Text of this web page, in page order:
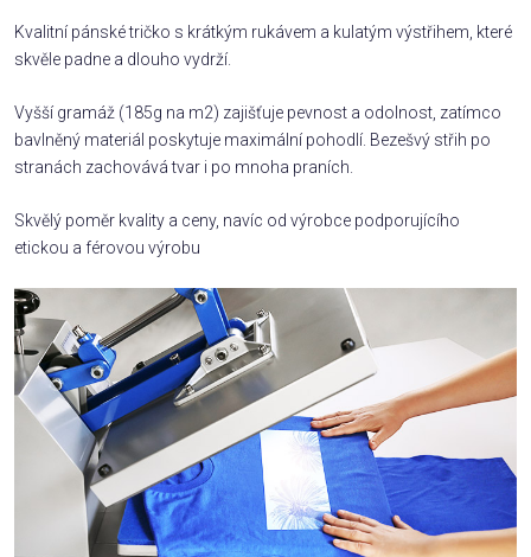
Kvalitní pánské tričko s krátkým rukávem a kulatým výstřihem, které
skvěle padne a dlouho vydrží.
Vyšší gramáž (185g na m2) zajišťuje pevnost a odolnost, zatímco
bavlněný materiál poskytuje maximální pohodlí. Bezešvý střih po
stranách zachovává tvar i po mnoha praních.
Skvělý poměr kvality a ceny, navíc od výrobce podporujícího
etickou a férovou výrobu